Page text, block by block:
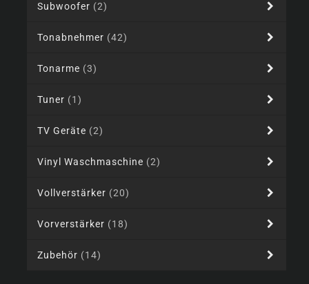
Subwoofer (2)
Tonabnehmer (42)
Tonarme (3)
Tuner (1)
TV Geräte (2)
Vinyl Waschmaschine (2)
Vollverstärker (20)
Vorverstärker (18)
Zubehör (14)